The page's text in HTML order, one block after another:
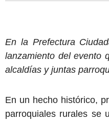
En la Prefectura
lanzamiento del evento
alcaldías y juntas
En un hecho histórico,
parroquiales rurales se